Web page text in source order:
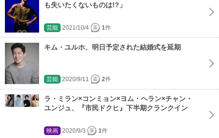
も失いたくないものは!?」
芸能 2021/10/4 1件
キム・ユルホ、明日予定された結婚式を延期
芸能 2020/9/11 2件
ラ・ミラン×コンミョン×ヨム・ヘラン×チャン・
ユンジュ、『市民ドクヒ』下半期クランクイン
映画 2020/9/3 1件